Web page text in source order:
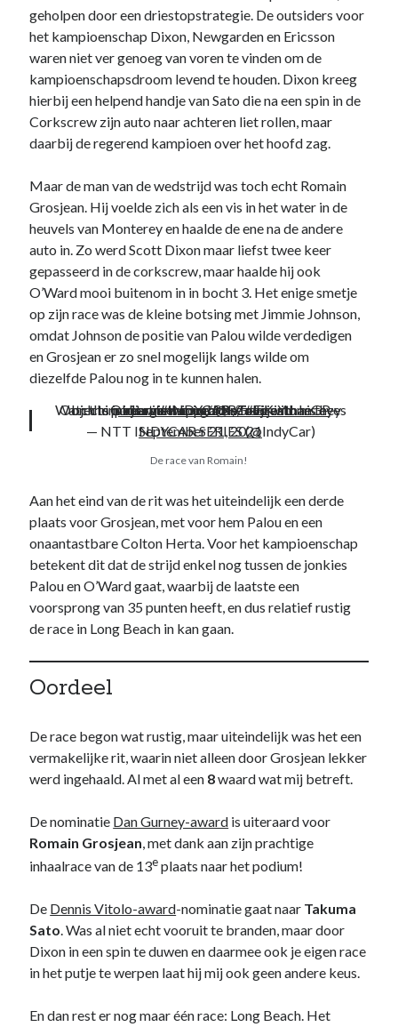
geholpen door een driestopstrategie. De outsiders voor
het kampioenschap Dixon, Newgarden en Ericsson
waren niet ver genoeg van voren te vinden om de
kampioenschapsdroom levend te houden. Dixon kreeg
hierbij een helpend handje van Sato die na een spin in de
Corkscrew zijn auto naar achteren liet rollen, maar
daarbij de regerend kampioen over het hoofd zag.
Maar de man van de wedstrijd was toch echt Romain
Grosjean. Hij voelde zich als een vis in het water in de
heuvels van Monterey en haalde de ene na de andere
auto in. Zo werd Scott Dixon maar liefst twee keer
gepasseerd in de corkscrew, maar haalde hij ook
O’Ward mooi buitenom in in bocht 3. Het enige smetje
op zijn race was de kleine botsing met Jimmie Johnson,
omdat Johnson de positie van Palou wilde verdedigen
en Grosjean er zo snel mogelijk langs wilde om
diezelfde Palou nog in te kunnen halen.
Objects in rearview mirror are closer than they appear.
Object in mirror:@RGrosjean
Watch him charge through the field with his eyes on the podium.#INDYCAR//#FirestoneGP
pic.twitter.com/5BaTovjKiY
— NTT INDYCAR SERIES (@IndyCar)
September 21, 2021
De race van Romain!
Aan het eind van de rit was het uiteindelijk een derde
plaats voor Grosjean, met voor hem Palou en een
onaantastbare Colton Herta. Voor het kampioenschap
betekent dit dat de strijd enkel nog tussen de jonkies
Palou en O’Ward gaat, waarbij de laatste een
voorsprong van 35 punten heeft, en dus relatief rustig
de race in Long Beach in kan gaan.
Oordeel
De race begon wat rustig, maar uiteindelijk was het een
vermakelijke rit, waarin niet alleen door Grosjean lekker
werd ingehaald. Al met al een 8waard wat mij betreft.
De nominatie Dan Gurney-award is uiteraard voor
Romain Grosjean , met dank aan zijn prachtige
inhaalrace van de 13eplaats naar het podium!
De Dennis Vitolo-award-nominatie gaat naar Takuma
Sato. Was al niet echt vooruit te branden, maar door
Dixon in een spin te duwen en daarmee ook je eigen race
in het putje te werpen laat hij mij ook geen andere keus.
En dan rest er nog maar één race: Long Beach. Het
website in
kaart te
brengen. Als
je deze
cookies
weigert
wordt je
surfgedrag
op deze site
Gebruikerservaring
Deze cookies
worden gebruikt om
de website zo
gebruiksvriendelijk
mogelijk te laten
functioneren. Indien
je deze cookies
weigert kan het zijn
dat je bepaalde
website niet meer
kunt gebruiken.